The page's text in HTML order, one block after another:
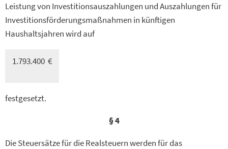
Leistung von Investitionsauszahlungen und Auszahlungen für
Investitionsförderungsmaßnahmen in künftigen
Haushaltsjahren wird auf
1.793.400 €
festgesetzt.
§ 4
Die Steuersätze für die Realsteuern werden für das